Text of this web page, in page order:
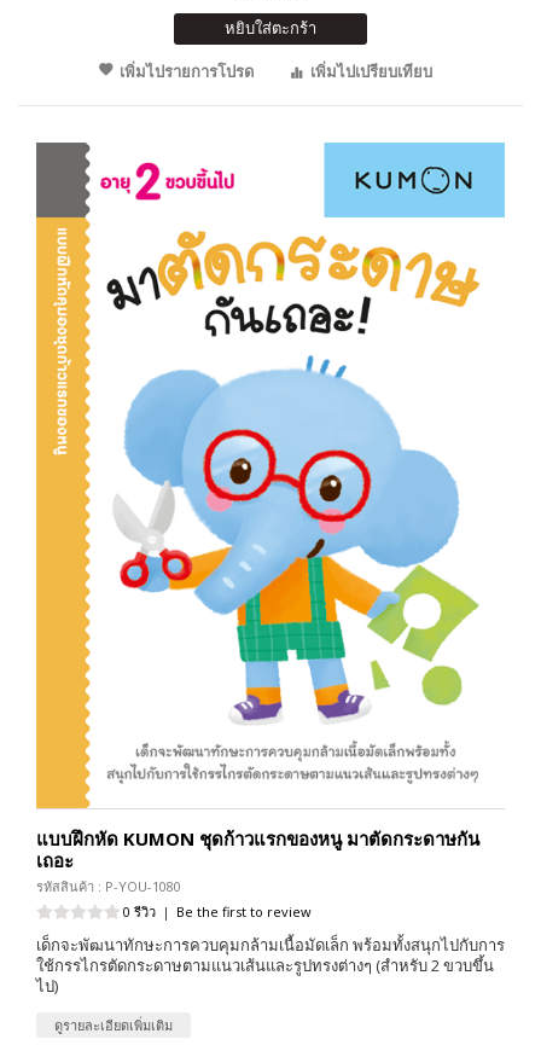
หยิบใส่ตะกร้า
เพิ่มไปรายการโปรด
เพิ่มไปเปรียบเทียบ
แบบฝึกหัด KUMON ชุดก้าวแรกของหนู มาตัดกระดาษกัน
เถอะ
รหัสสินค้า : P-YOU-1080
0 รีวิว | Be the first to review
เด็กจะพัฒนาทักษะการควบคุมกล้ามเนื้อมัดเล็ก พร้อมทั้งสนุกไปกับการ
ใช้กรรไกรตัดกระดาษตามแนวเส้นและรูปทรงต่างๆ (สำหรับ 2 ขวบขึ้น
ไป)
ดูรายละเอียดเพิ่มเติม